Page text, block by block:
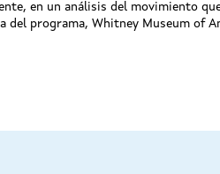
en un análisis del movimiento
del programa, Whitney Museum of